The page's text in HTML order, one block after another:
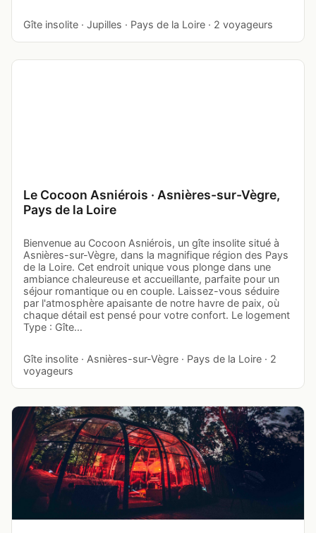
Gîte insolite · Jupilles · Pays de la Loire · 2 voyageurs
Le Cocoon Asniérois · Asnières-sur-Vègre,
Pays de la Loire
Bienvenue au Cocoon Asniérois, un gîte insolite situé à
Asnières-sur-Vègre, dans la magnifique région des Pays
de la Loire. Cet endroit unique vous plonge dans une
ambiance chaleureuse et accueillante, parfaite pour un
séjour romantique ou en couple. Laissez-vous séduire
par l'atmosphère apaisante de notre havre de paix, où
chaque détail est pensé pour votre confort. Le logement
Type : Gîte…
Gîte insolite · Asnières-sur-Vègre · Pays de la Loire · 2
voyageurs